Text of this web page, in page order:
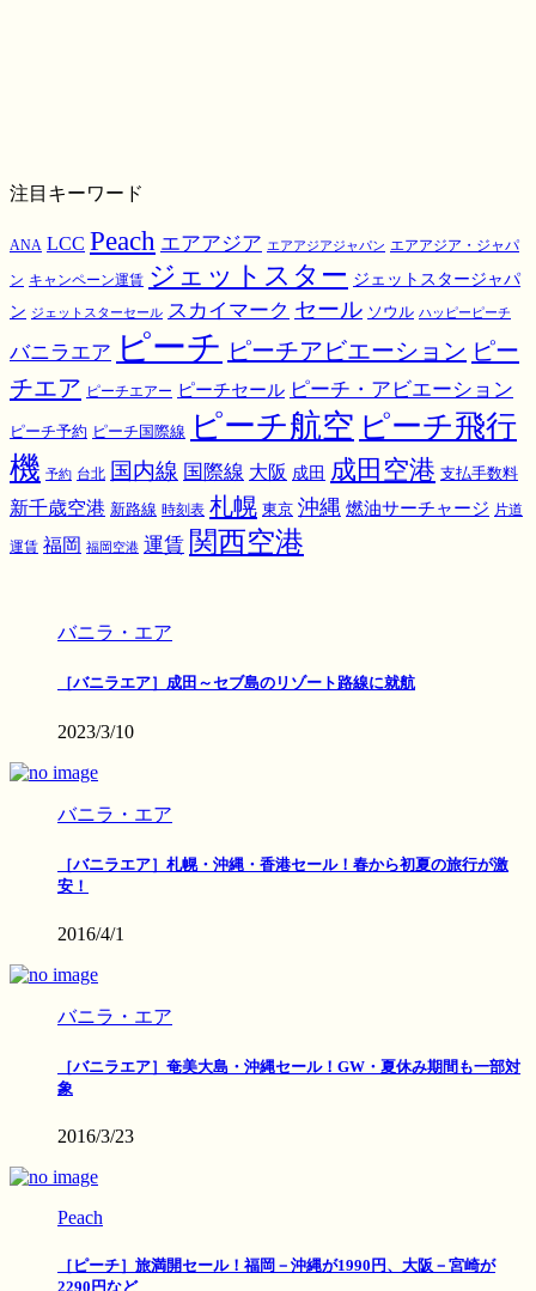
注目キーワード
ANA LCC Peach エアアジア エアアジアジャパン エアアジア・ジャパ
ン キャンペーン運賃 ジェットスター ジェットスタージャパ
ン ジェットスターセール スカイマーク セール ソウル ハッピーピーチ
バニラエア ピーチ ピーチアビエーション ピー
チエア ピーチエアー ピーチセール ピーチ・アビエーション
ピーチ予約 ピーチ国際線 ピーチ航空 ピーチ飛行
機 予約 台北 国内線 国際線 大阪 成田 成田空港 支払手数料
新千歳空港 新路線 時刻表 札幌 東京 沖縄 燃油サーチャージ 片道
運賃 福岡 福岡空港 運賃 関西空港
バニラ・エア
［バニラエア］成田～セブ島のリゾート路線に就航
2023/3/10
バニラ・エア
［バニラエア］札幌・沖縄・香港セール！春から初夏の旅行が激
安！
2016/4/1
バニラ・エア
［バニラエア］奄美大島・沖縄セール！GW・夏休み期間も一部対
象
2016/3/23
Peach
［ピーチ］旅満開セール！福岡－沖縄が1990円、大阪－宮崎が
2290円など